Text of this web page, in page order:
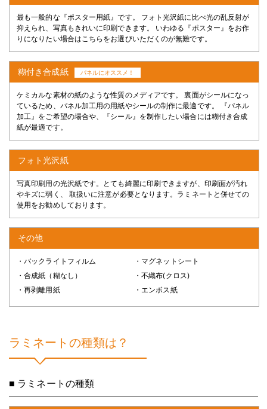
最も一般的な『ポスター用紙』です。 フォト光沢紙に比べ光の乱反射が
抑えられ、写真もきれいに印刷できます。 いわゆる『ポスター』をお作
りになりたい場合はこちらをお選びいただくのが無難です。
糊付き合成紙 パネルにオススメ！
ケミカルな素材の紙のような性質のメディアです。 裏面がシールになっ
ているため、パネル加工用の用紙やシールの制作に最適です。 『パネル
加工』をご希望の場合や、『シール』を制作したい場合には糊付き合成
紙が最適です。
フォト光沢紙
写真印刷用の光沢紙です。とても綺麗に印刷できますが、印刷面が汚れ
やキズに弱く、 取扱いに注意が必要となります。ラミネートと併せての
使用をお勧めしております。
その他
・バックライトフィルム
・マグネットシート
・合成紙（糊なし）
・不織布(クロス)
・再剥離用紙
・エンボス紙
ラミネートの種類は？
■ ラミネートの種類